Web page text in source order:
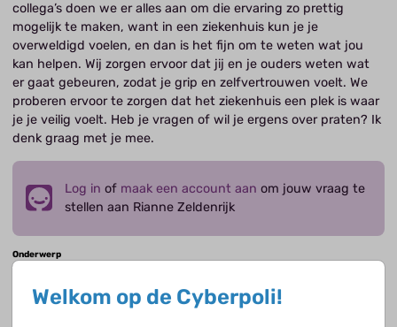
collega’s doen we er alles aan om die ervaring zo prettig
mogelijk te maken, want in een ziekenhuis kun je je
overweldigd voelen, en dan is het fijn om te weten wat jou
kan helpen. Wij zorgen ervoor dat jij en je ouders weten wat
er gaat gebeuren, zodat je grip en zelfvertrouwen voelt. We
proberen ervoor te zorgen dat het ziekenhuis een plek is waar
je je veilig voelt. Heb je vragen of wil je ergens over praten? Ik
denk graag met je mee.
Log in of maak een account aan om jouw vraag te
stellen aan Rianne Zeldenrijk
Onderwerp
Omschrijf kort waar jouw vraag over gaat.
Welkom op de Cyberpoli!